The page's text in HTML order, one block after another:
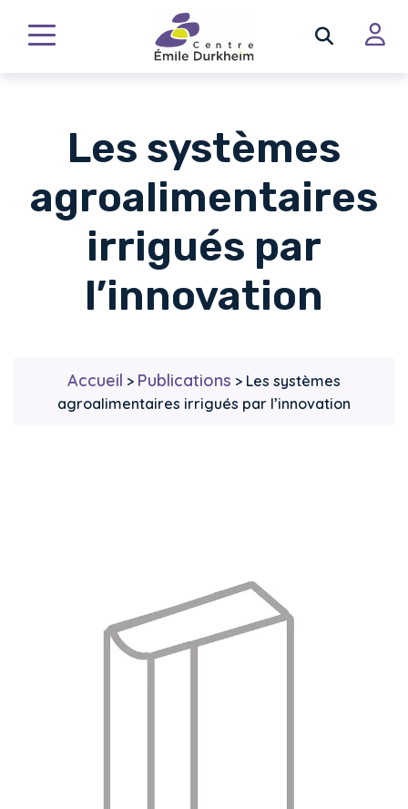
Les systèmes
agroalimentaires
irrigués par
l’innovation
Accueil > Publications > Les systèmes
agroalimentaires irrigués par l’innovation